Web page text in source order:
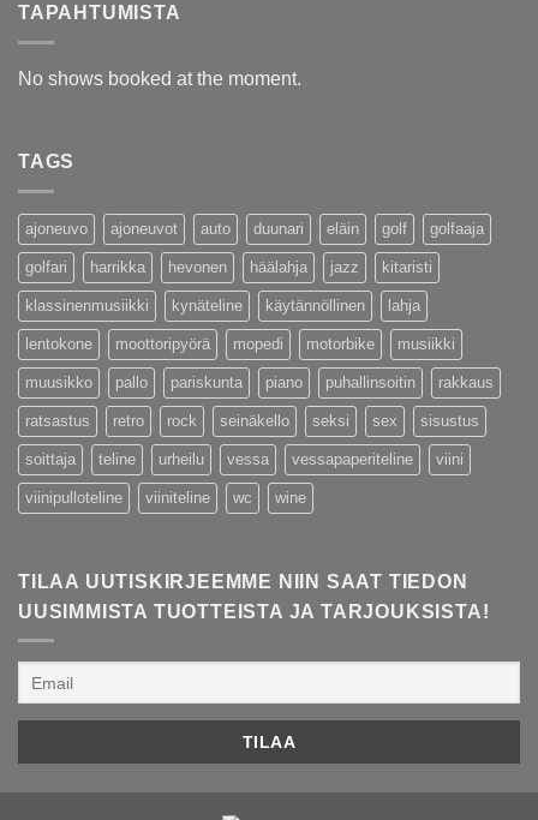
TAPAHTUMISTA
No shows booked at the moment.
TAGS
ajoneuvo ajoneuvot auto duunari eläin golf golfaaja
golfari harrikka hevonen häälahja jazz kitaristi
klassinenmusiikki kynäteline käytännöllinen lahja
lentokone moottoripyörä mopedi motorbike musiikki
muusikko pallo pariskunta piano puhallinsoitin rakkaus
ratsastus retro rock seinäkello seksi sex sisustus
soittaja teline urheilu vessa vessapaperiteline viini
viinipulloteline viiniteline wc wine
TILAA UUTISKIRJEEMME NIIN SAAT TIEDON
UUSIMMISTA TUOTTEISTA JA TARJOUKSISTA!